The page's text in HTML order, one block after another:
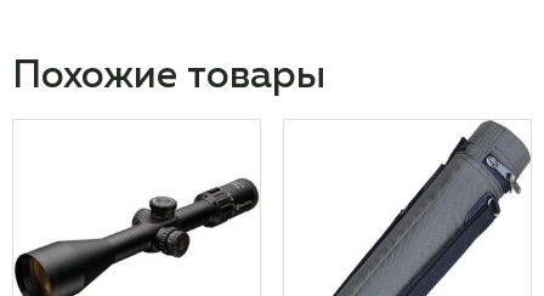
Похожие товары